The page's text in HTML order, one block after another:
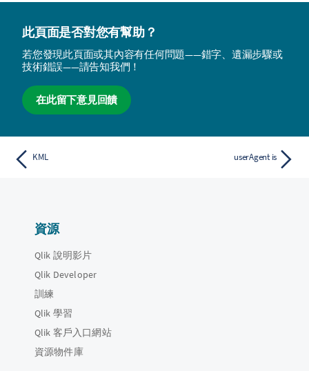
此頁面是否對您有幫助？
若您發現此頁面或其內容有任何問題——錯字、遺漏步驟或
技術錯誤——請告知我們！
在此留下意見回饋
KML userAgent is
資源
Qlik 說明影片
Qlik Developer
訓練
Qlik 學習
Qlik 客戶入口網站
資源物件庫